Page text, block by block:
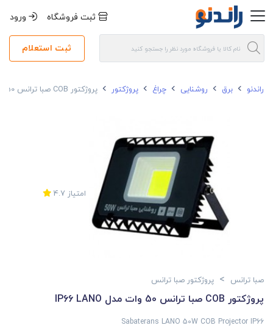
ثبت فروشگاه ورود
ثبت استعلام
راندنو برق روشنایی چراغ پروژکتور پروژکتور COB صبا ترانس 50 وات مدل IP66 LANO
امتیاز 4.7
صبا ترانس > پروژکتور صبا ترانس
پروژکتور COB صبا ترانس 50 وات مدل IP66 LANO
Sabaterans LANO 50W COB Projector IP66